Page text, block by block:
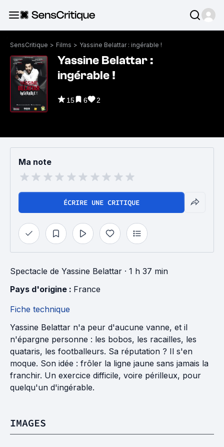
SensCritique > Films > Yassine Belattar : ingérable !
Yassine Belattar :
ingérable !
15 6 2
Ma note
ÉCRIRE UNE CRITIQUE
Spectacle de Yassine Belattar · 1 h 37 min
Pays d'origine : France
Fiche technique
Yassine Belattar n'a peur d'aucune vanne, et il
n'épargne personne : les bobos, les racailles, les
quataris, les footballeurs. Sa réputation ? Il s'en
moque. Son idée : frôler la ligne jaune sans jamais la
franchir. Un exercice difficile, voire périlleux, pour
quelqu'un d'ingérable.
IMAGES